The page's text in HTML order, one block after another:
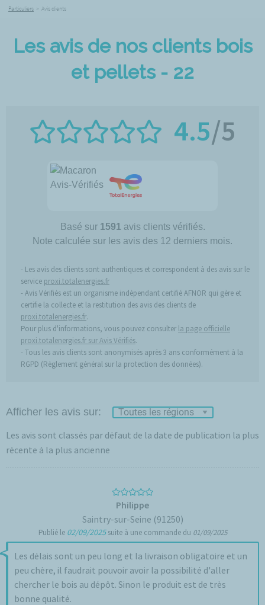
Particuliers > Avis clients
Les avis de nos clients bois
et pellets - 22
4.5/5
Basé sur 1591 avis clients vérifiés.
Note calculée sur les avis des 12 derniers mois.
service proxi.totalenergies.fr
certifie la collecte et la restitution des avis des clients de
proxi.totalenergies.fr.
Pour plus d'informations, vous pouvez consulter la page officielle
proxi.totalenergies.fr sur Avis Vérifiés.
RGPD (Règlement général sur la protection des données).
Afficher les avis sur:
Les avis sont classés par défaut de la date de publication la plus
récente à la plus ancienne
Philippe
Saintry-sur-Seine (91250)
Publié le 02/09/2025suite à une commande du 01/09/2025
Les délais sont un peu long et la livraison obligatoire et un
peu chère, il faudrait pouvoir avoir la possibilité d'aller
chercher le bois au dépôt. Sinon le produit est de très
bonne qualité.